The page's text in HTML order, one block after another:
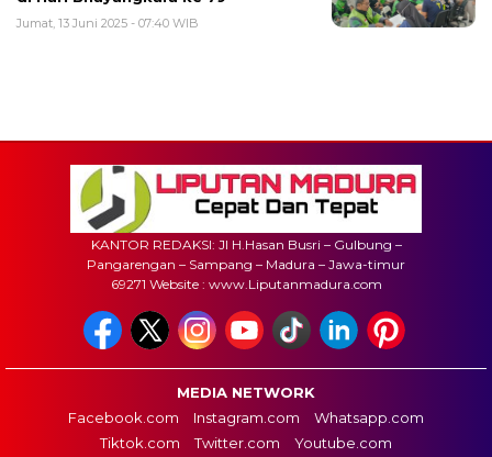
Jumat, 13 Juni 2025 - 07:40 WIB
KANTOR REDAKSI: Jl H.Hasan Busri – Gulbung –
Pangarengan – Sampang – Madura – Jawa-timur
69271 Website : www.Liputanmadura.com
MEDIA NETWORK
Facebook.com
Instagram.com
Whatsapp.com
Tiktok.com
Twitter.com Youtube.com